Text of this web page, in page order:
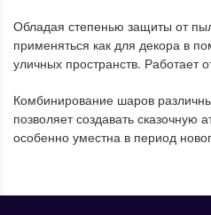
Обладая степенью защиты от
применяться как для декора в
уличных пространств. Работает
Комбинирование шаров
позволяет создавать сказочную
особенно уместна в период